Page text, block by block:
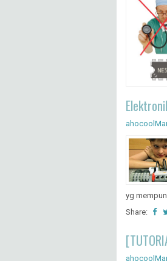
ahocool
yg
Share:
ahocool